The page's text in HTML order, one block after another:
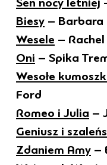
Biesy – Barbara
Wesele – Rachel
Oni – Spika
Wesołe
Ford
Romeo i Julia –
Geniusz i
Zdaniem Amy –